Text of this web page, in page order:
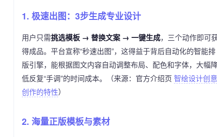
1. 极速出图：3步生成专业设计
用户只需挑选模板 → 替换文案 → 一键生成，三个动作即可
得成品。平台宣称“秒速出图”，这得益于背后自动化的智能排
版引擎，能根据图文内容自动调整布局、配色和字体，大幅
低反复“手调”的时间成本。（来源：官方介绍页 智绘设计创意
创作的特性）
2. 海量正版模板与素材